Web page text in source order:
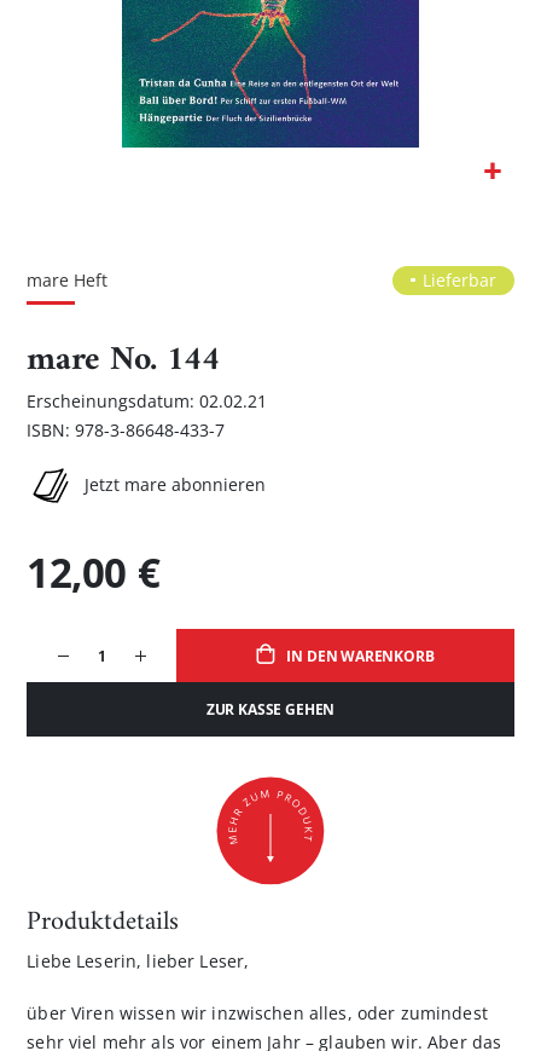
Bildgalerie
mare Heft Lieferbar
mare No. 144
Erscheinungsdatum: 02.02.21
ISBN: 978-3-86648-433-7
Jetzt mare abonnieren
IN DEN WARENKORB
ZUR KASSE GEHEN
12,00 €
Produktdetails
Liebe Leserin, lieber Leser,
über Viren wissen wir inzwischen alles, oder zumindest
sehr viel mehr als vor einem Jahr – glauben wir. Aber das